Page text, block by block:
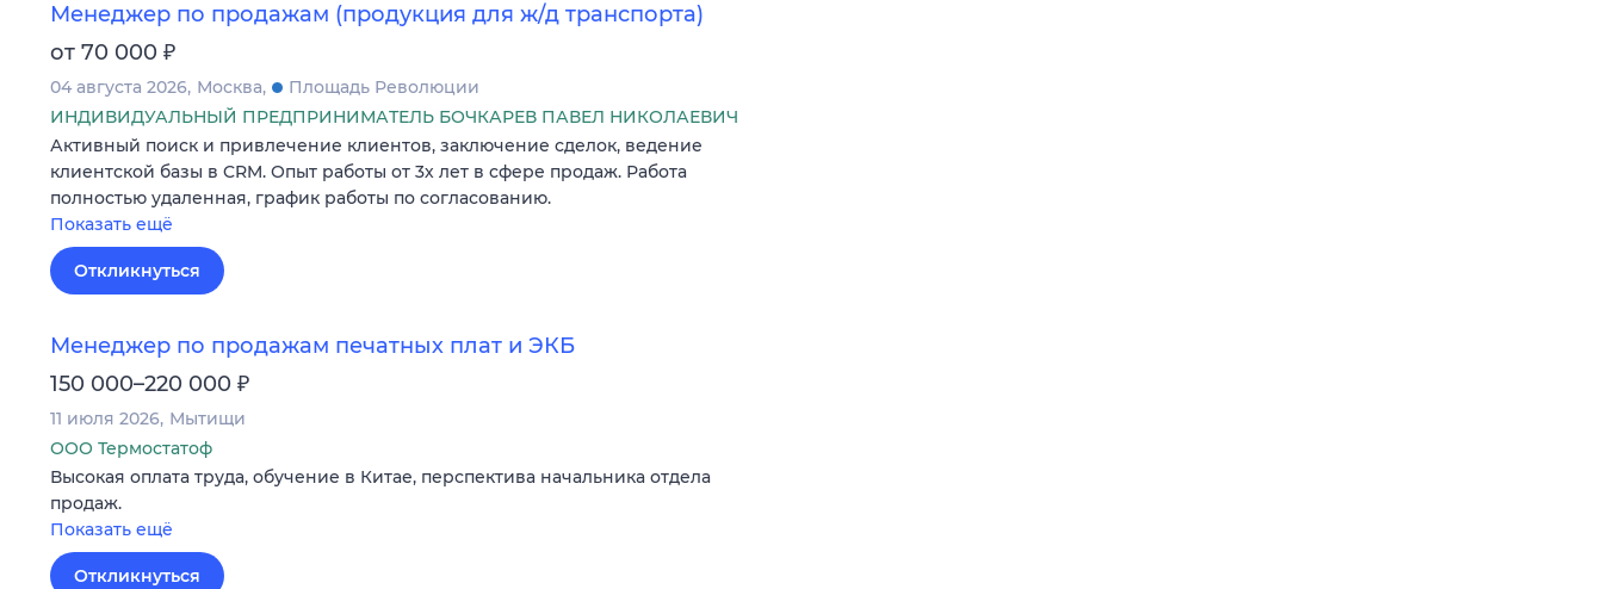
Менеджер по продажам (продукция для ж/д транспорта)
от 70 000 ₽
04 августа 2026 Москва
Площадь Революции
ИНДИВИДУАЛЬНЫЙ ПРЕДПРИНИМАТЕЛЬ БОЧКАРЕВ ПАВЕЛ НИКОЛАЕВИЧ
Активный поиск и привлечение клиентов, заключение сделок, ведение
клиентской базы в CRM. Опыт работы от 3х лет в сфере продаж. Работа
полностью удаленная, график работы по согласованию.
Показать ещё
Откликнуться
Менеджер по продажам печатных плат и ЭКБ
150 000–220 000 ₽
11 июля 2026 Мытищи
ООО Термостатоф
Высокая оплата труда, обучение в Китае, перспектива начальника отдела
продаж.
Показать ещё
Откликнуться